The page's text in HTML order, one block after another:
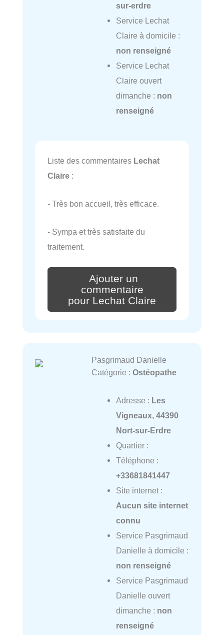
sur-erdre
Service Lechat
Claire à domicile :
non renseigné
Service Lechat
Claire ouvert
dimanche : non
renseigné
Liste des commentaires Lechat
Claire :
- Très bon accueil, très efficace.
- Sympa et très satisfaite du
traitement.
Ajouter un
commentaire
pour Lechat Claire
Pasgrimaud Danielle
Catégorie : Ostéopathe
Adresse : Les
Vigneaux, 44390
Nort-sur-Erdre
Quartier :
Téléphone :
+33681841447
Site internet :
Aucun site internet
connu
Service Pasgrimaud
Danielle à domicile :
non renseigné
Service Pasgrimaud
Danielle ouvert
dimanche : non
renseigné